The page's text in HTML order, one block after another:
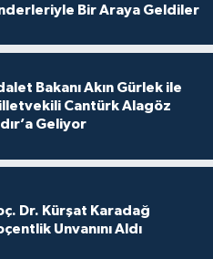
Bir Araya Geldiler
Bakanı Akın Gürlek ile
Cantürk Alagöz
Geliyor
Dr. Kürşat Karadağ
Unvanını Aldı